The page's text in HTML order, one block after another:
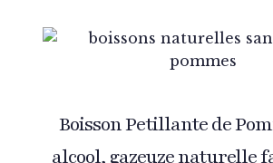
Boisson Petillante de
alcool, gazeuze naturelle